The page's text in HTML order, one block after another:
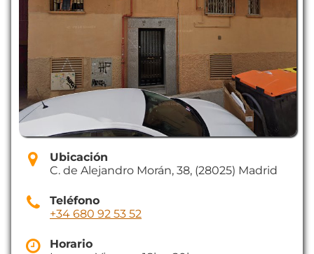
Ubicación
C. de Alejandro Morán, 38, (28025) Madrid
Teléfono
+34 680 92 53 52
Horario